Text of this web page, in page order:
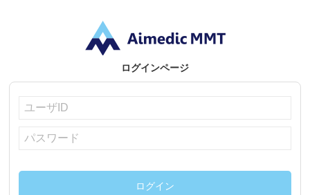
ログインページ